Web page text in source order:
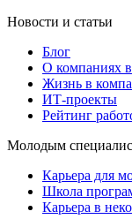
Новости и статьи
Блог
О компаниях
Жизнь в
ИТ-проекты
Рейтинг
Молодым
Карьера для
Школа
Карьера в